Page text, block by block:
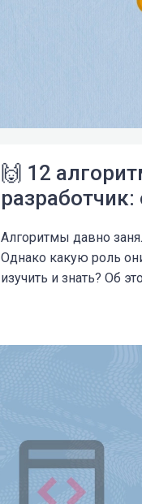
🙌 12
Алгоритмы давно
Однако какую роль
изучить и знать? Об